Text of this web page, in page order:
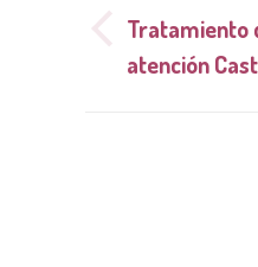
entre
Publicación
anterior:
Tratamiento
atención